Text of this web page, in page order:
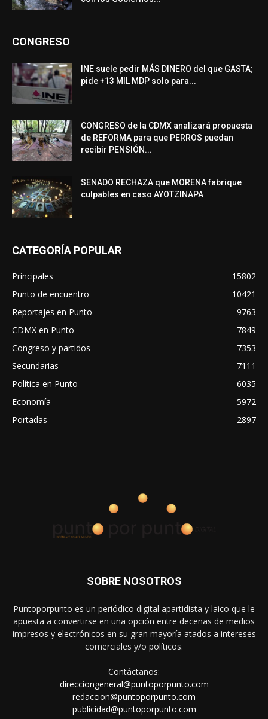
CONGRESO
INE suele pedir MÁS DINERO del que GASTA;
pide +13 MIL MDP solo para...
CONGRESO de la CDMX analizará propuesta
de REFORMA para que PERROS puedan
recibir PENSIÓN...
SENADO RECHAZA que MORENA fabrique
culpables en caso AYOTZINAPA
CATEGORÍA POPULAR
Principales
15802
Punto de encuentro
10421
Reportajes en Punto
9763
CDMX en Punto
7849
Congreso y partidos
7353
Secundarias
7111
Política en Punto
6035
Economía
5972
Portadas
2897
SOBRE NOSOTROS
Puntoporpunto es un periódico digital apartidista y laico que le
apuesta a convertirse en una opción entre decenas de medios
impresos y electrónicos en su gran mayoría atados a intereses
comerciales y/o políticos.
Contáctanos:
direcciongeneral@puntoporpunto.com
redaccion@puntoporpunto.com
publicidad@puntoporpunto.com